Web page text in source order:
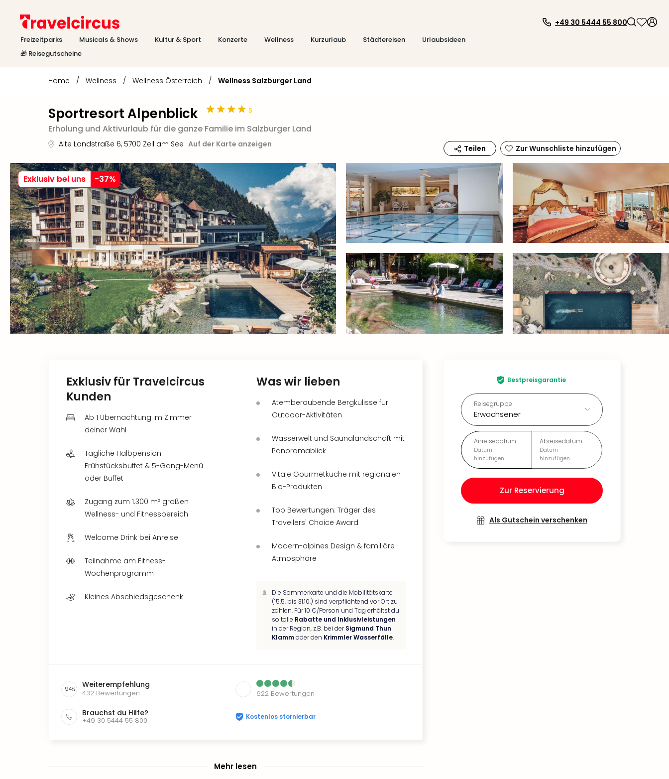
Freizeitparks Musicals & Shows Kultur & Sport Konzerte Wellness Kurzurlaub Städtereisen
Urlaubsideen
🎁 Reisegutscheine
+49 30 5444 55 800
Home / Wellness / Wellness Österreich / Wellness Salzburger Land
Sportresort Alpenblick
s
Erholung und Aktivurlaub für die ganze Familie im Salzburger Land
Alte Landstraße 6, 5700 Zell am See Auf der Karte anzeigen Teilen Zur Wunschliste hinzufügen
Exklusiv bei uns -37%
Bestpreisgarantie
Reisegruppe
Erwachsener
Anreisedatum
Datum
hinzufügen
Abreisedatum
Datum
hinzufügen
Zur Reservierung
Als Gutschein verschenken
Exklusiv für Travelcircus
Kunden
Ab 1 Übernachtung im Zimmer
deiner Wahl
Tägliche Halbpension:
Frühstücksbuffet & 5-Gang-Menü
oder Buffet
Zugang zum 1.300 m² großen
Wellness- und Fitnessbereich
Welcome Drink bei Anreise
Teilnahme am Fitness-
Wochenprogramm
Kleines Abschiedsgeschenk
Was wir lieben
Atemberaubende Bergkulisse für
Outdoor-Aktivitäten
Wasserwelt und Saunalandschaft mit
Panoramablick
Vitale Gourmetküche mit regionalen
Bio-Produkten
Top Bewertungen: Träger des
Travellers' Choice Award
Modern-alpines Design & familiäre
Atmosphäre
Die Sommerkarte und die Mobilitätskarte
(15.5. bis 31.10.) sind verpflichtend vor Ort zu
zahlen. Für 10 €/Person und Tag erhältst du
so tolle Rabatte und Inklusivleistungen
in der Region, z.B. bei derSigmund Thun
Klammoder den Krimmler Wasserfälle.
94% Weiterempfehlung
432 Bewertungen 622 Bewertungen
Brauchst du Hilfe?
+49 30 5444 55 800 Kostenlos stornierbar
Mehr lesen